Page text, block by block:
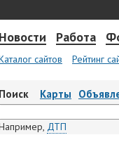
Новости Работа
сайтов Рейтинг
Поиск Карты
ДТП